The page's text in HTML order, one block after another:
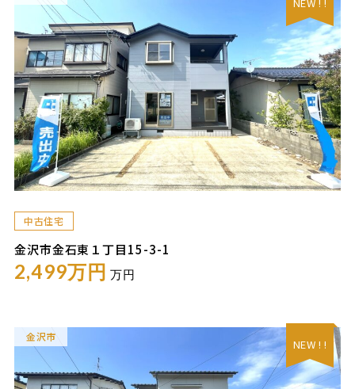
中古住宅
金沢市金石東１丁目15-3-1
2,499万円 万円
金沢市
NEW ! !